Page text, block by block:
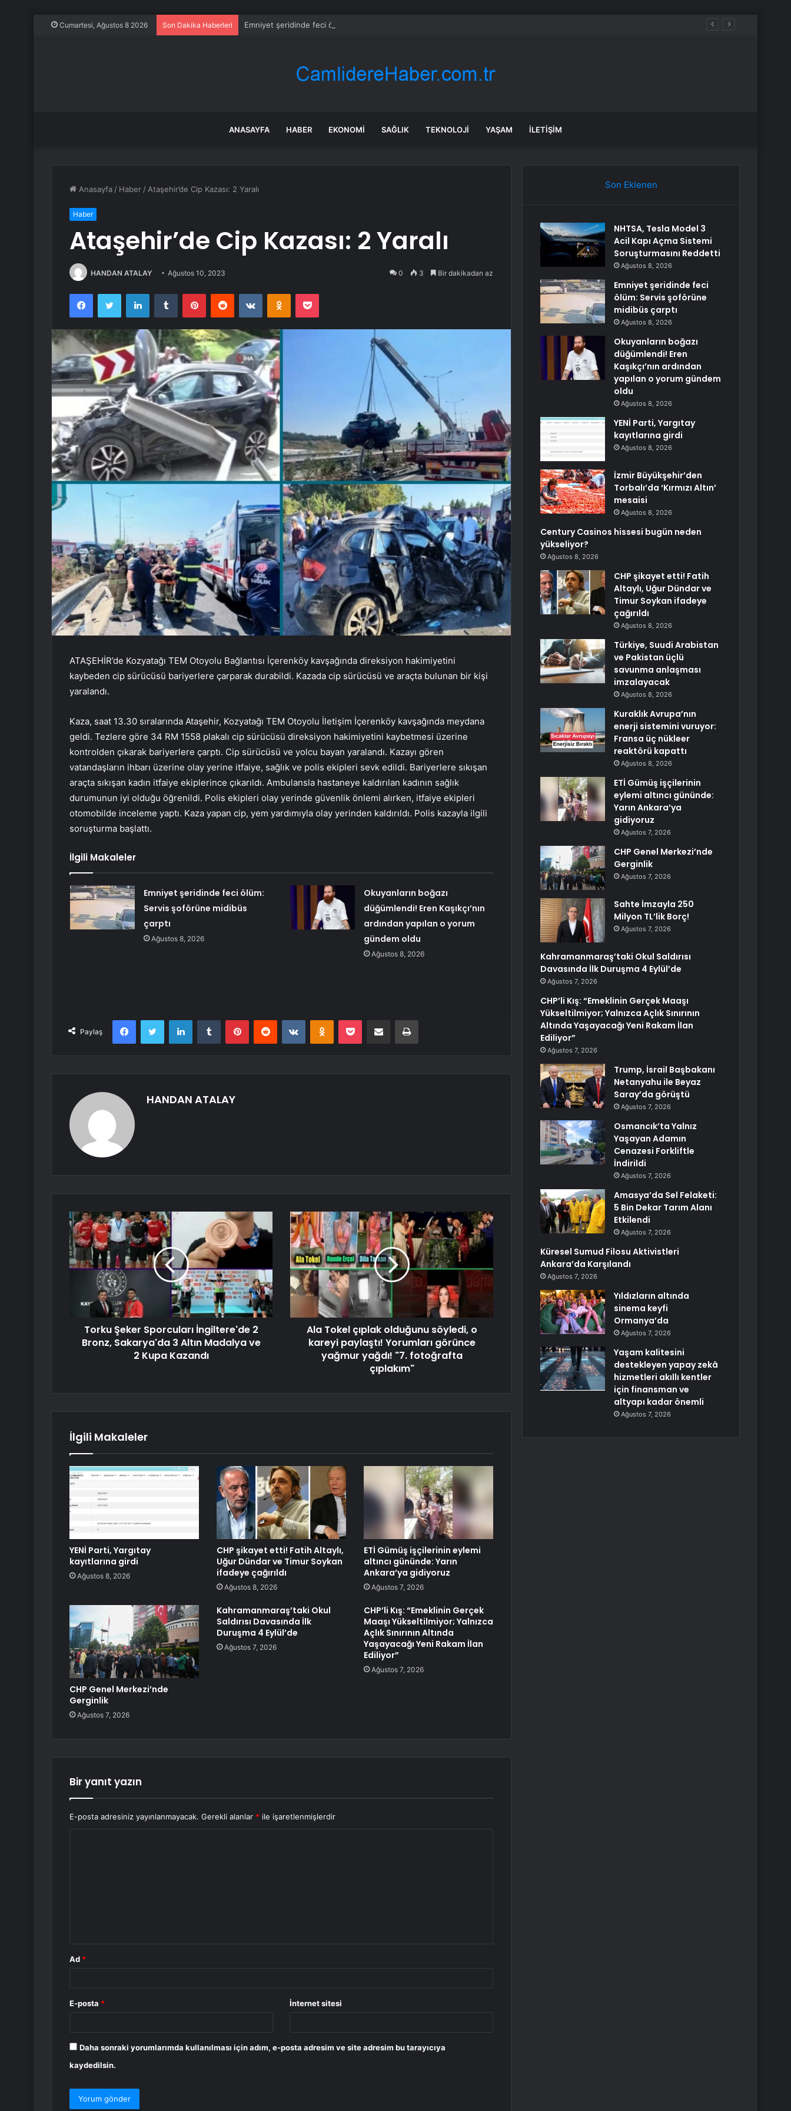
Cumartesi, Ağustos 8 2026 Son Dakika Haberleri Emniyet şeridinde feci ölüm: Servis şoförüne midibüs çarptı
ANASAYFA HABER EKONOMI SAĞLIK TEKNOLOJI YAŞAM İLETIŞIM
Anasayfa / Haber / Ataşehir’de Cip Kazası: 2 Yaralı
Haber
Ataşehir’de Cip Kazası: 2 Yaralı
HANDAN ATALAY Ağustos 10, 2023 0 3 Bir dakikadan az
FacebookTwitter LinkedInTumblr PinterestReddit VKontakteOdnoklassniki
Pocket
ATAŞEHİR’de Kozyatağı TEM Otoyolu Bağlantısı İçerenköy kavşağında direksiyon hakimiyetini
kaybeden cip sürücüsü bariyerlere çarparak durabildi. Kazada cip sürücüsü ve araçta bulunan bir kişi
yaralandı.
Kaza, saat 13.30 sıralarında Ataşehir, Kozyatağı TEM Otoyolu İletişim İçerenköy kavşağında meydana
geldi. Tezlere göre 34 RM 1558 plakalı cip sürücüsü direksiyon hakimiyetini kaybetmesi üzerine
kontrolden çıkarak bariyerlere çarptı. Cip sürücüsü ve yolcu bayan yaralandı. Kazayı gören
vatandaşların ihbarı üzerine olay yerine itfaiye, sağlık ve polis ekipleri sevk edildi. Bariyerlere sıkışan
araçta sıkışan kadın itfaiye ekiplerince çıkarıldı. Ambulansla hastaneye kaldırılan kadının sağlık
durumunun iyi olduğu öğrenildi. Polis ekipleri olay yerinde güvenlik önlemi alırken, itfaiye ekipleri
otomobilde inceleme yaptı. Kaza yapan cip, yem yardımıyla olay yerinden kaldırıldı. Polis kazayla ilgili
soruşturma başlattı.
İlgili Makaleler
Emniyet şeridinde feci ölüm:
Servis şoförüne midibüs
çarptı
Ağustos 8, 2026
Okuyanların boğazı
düğümlendi! Eren Kaşıkçı’nın
ardından yapılan o yorum
gündem oldu
Ağustos 8, 2026
Paylaş
FacebookTwitter LinkedInTumblr PinterestReddit VKontakteOdnoklassniki
Pocket E-Posta ile paylaş Yazdır
HANDAN ATALAY
Torku Şeker Sporcuları İngiltere'de 2
Bronz, Sakarya'da 3 Altın Madalya ve
2 Kupa Kazandı
Ala Tokel çıplak olduğunu söyledi, o
kareyi paylaştı! Yorumları görünce
yağmur yağdı! "7. fotoğrafta
çıplakım"
İlgili Makaleler
YENİ Parti, Yargıtay
kayıtlarına girdi
Ağustos 8, 2026
CHP şikayet etti! Fatih Altaylı,
Uğur Dündar ve Timur Soykan
ifadeye çağırıldı
Ağustos 8, 2026
ETİ Gümüş işçilerinin eylemi
altıncı gününde: Yarın
Ankara’ya gidiyoruz
Ağustos 7, 2026
CHP Genel Merkezi’nde
Gerginlik
Ağustos 7, 2026
Kahramanmaraş’taki Okul
Saldırısı Davasında İlk
Duruşma 4 Eylül’de
Ağustos 7, 2026
CHP’li Kış: “Emeklinin Gerçek
Maaşı Yükseltilmiyor; Yalnızca
Açlık Sınırının Altında
Yaşayacağı Yeni Rakam İlan
Ediliyor”
Ağustos 7, 2026
Bir yanıt yazın
E-posta adresiniz yayınlanmayacak. Gerekli alanlar * ile işaretlenmişlerdir
Ad *
E-posta * İnternet sitesi
Daha sonraki yorumlarımda kullanılması için adım, e-posta adresim ve site adresim bu tarayıcıya
kaydedilsin.
Son Eklenen
NHTSA, Tesla Model 3
Acil Kapı Açma Sistemi
Soruşturmasını Reddetti
Ağustos 8, 2026
Emniyet şeridinde feci
ölüm: Servis şoförüne
midibüs çarptı
Ağustos 8, 2026
Okuyanların boğazı
düğümlendi! Eren
Kaşıkçı’nın ardından
yapılan o yorum gündem
oldu
Ağustos 8, 2026
YENİ Parti, Yargıtay
kayıtlarına girdi
Ağustos 8, 2026
İzmir Büyükşehir’den
Torbalı’da ‘Kırmızı Altın’
mesaisi
Ağustos 8, 2026
Century Casinos hissesi bugün neden
yükseliyor?
Ağustos 8, 2026
CHP şikayet etti! Fatih
Altaylı, Uğur Dündar ve
Timur Soykan ifadeye
çağırıldı
Ağustos 8, 2026
Türkiye, Suudi Arabistan
ve Pakistan üçlü
savunma anlaşması
imzalayacak
Ağustos 8, 2026
Kuraklık Avrupa’nın
enerji sistemini vuruyor:
Fransa üç nükleer
reaktörü kapattı
Ağustos 8, 2026
ETİ Gümüş işçilerinin
eylemi altıncı gününde:
Yarın Ankara’ya
gidiyoruz
Ağustos 7, 2026
CHP Genel Merkezi’nde
Gerginlik
Ağustos 7, 2026
Sahte İmzayla 250
Milyon TL’lik Borç!
Ağustos 7, 2026
Kahramanmaraş’taki Okul Saldırısı
Davasında İlk Duruşma 4 Eylül’de
Ağustos 7, 2026
CHP’li Kış: “Emeklinin Gerçek Maaşı
Yükseltilmiyor; Yalnızca Açlık Sınırının
Altında Yaşayacağı Yeni Rakam İlan
Ediliyor”
Ağustos 7, 2026
Trump, İsrail Başbakanı
Netanyahu ile Beyaz
Saray’da görüştü
Ağustos 7, 2026
Osmancık’ta Yalnız
Yaşayan Adamın
Cenazesi Forkliftle
İndirildi
Ağustos 7, 2026
Amasya’da Sel Felaketi:
5 Bin Dekar Tarım Alanı
Etkilendi
Ağustos 7, 2026
Küresel Sumud Filosu Aktivistleri
Ankara’da Karşılandı
Ağustos 7, 2026
Yıldızların altında
sinema keyfi
Ormanya’da
Ağustos 7, 2026
Yaşam kalitesini
destekleyen yapay zekâ
hizmetleri akıllı kentler
için finansman ve
altyapı kadar önemli
Ağustos 7, 2026